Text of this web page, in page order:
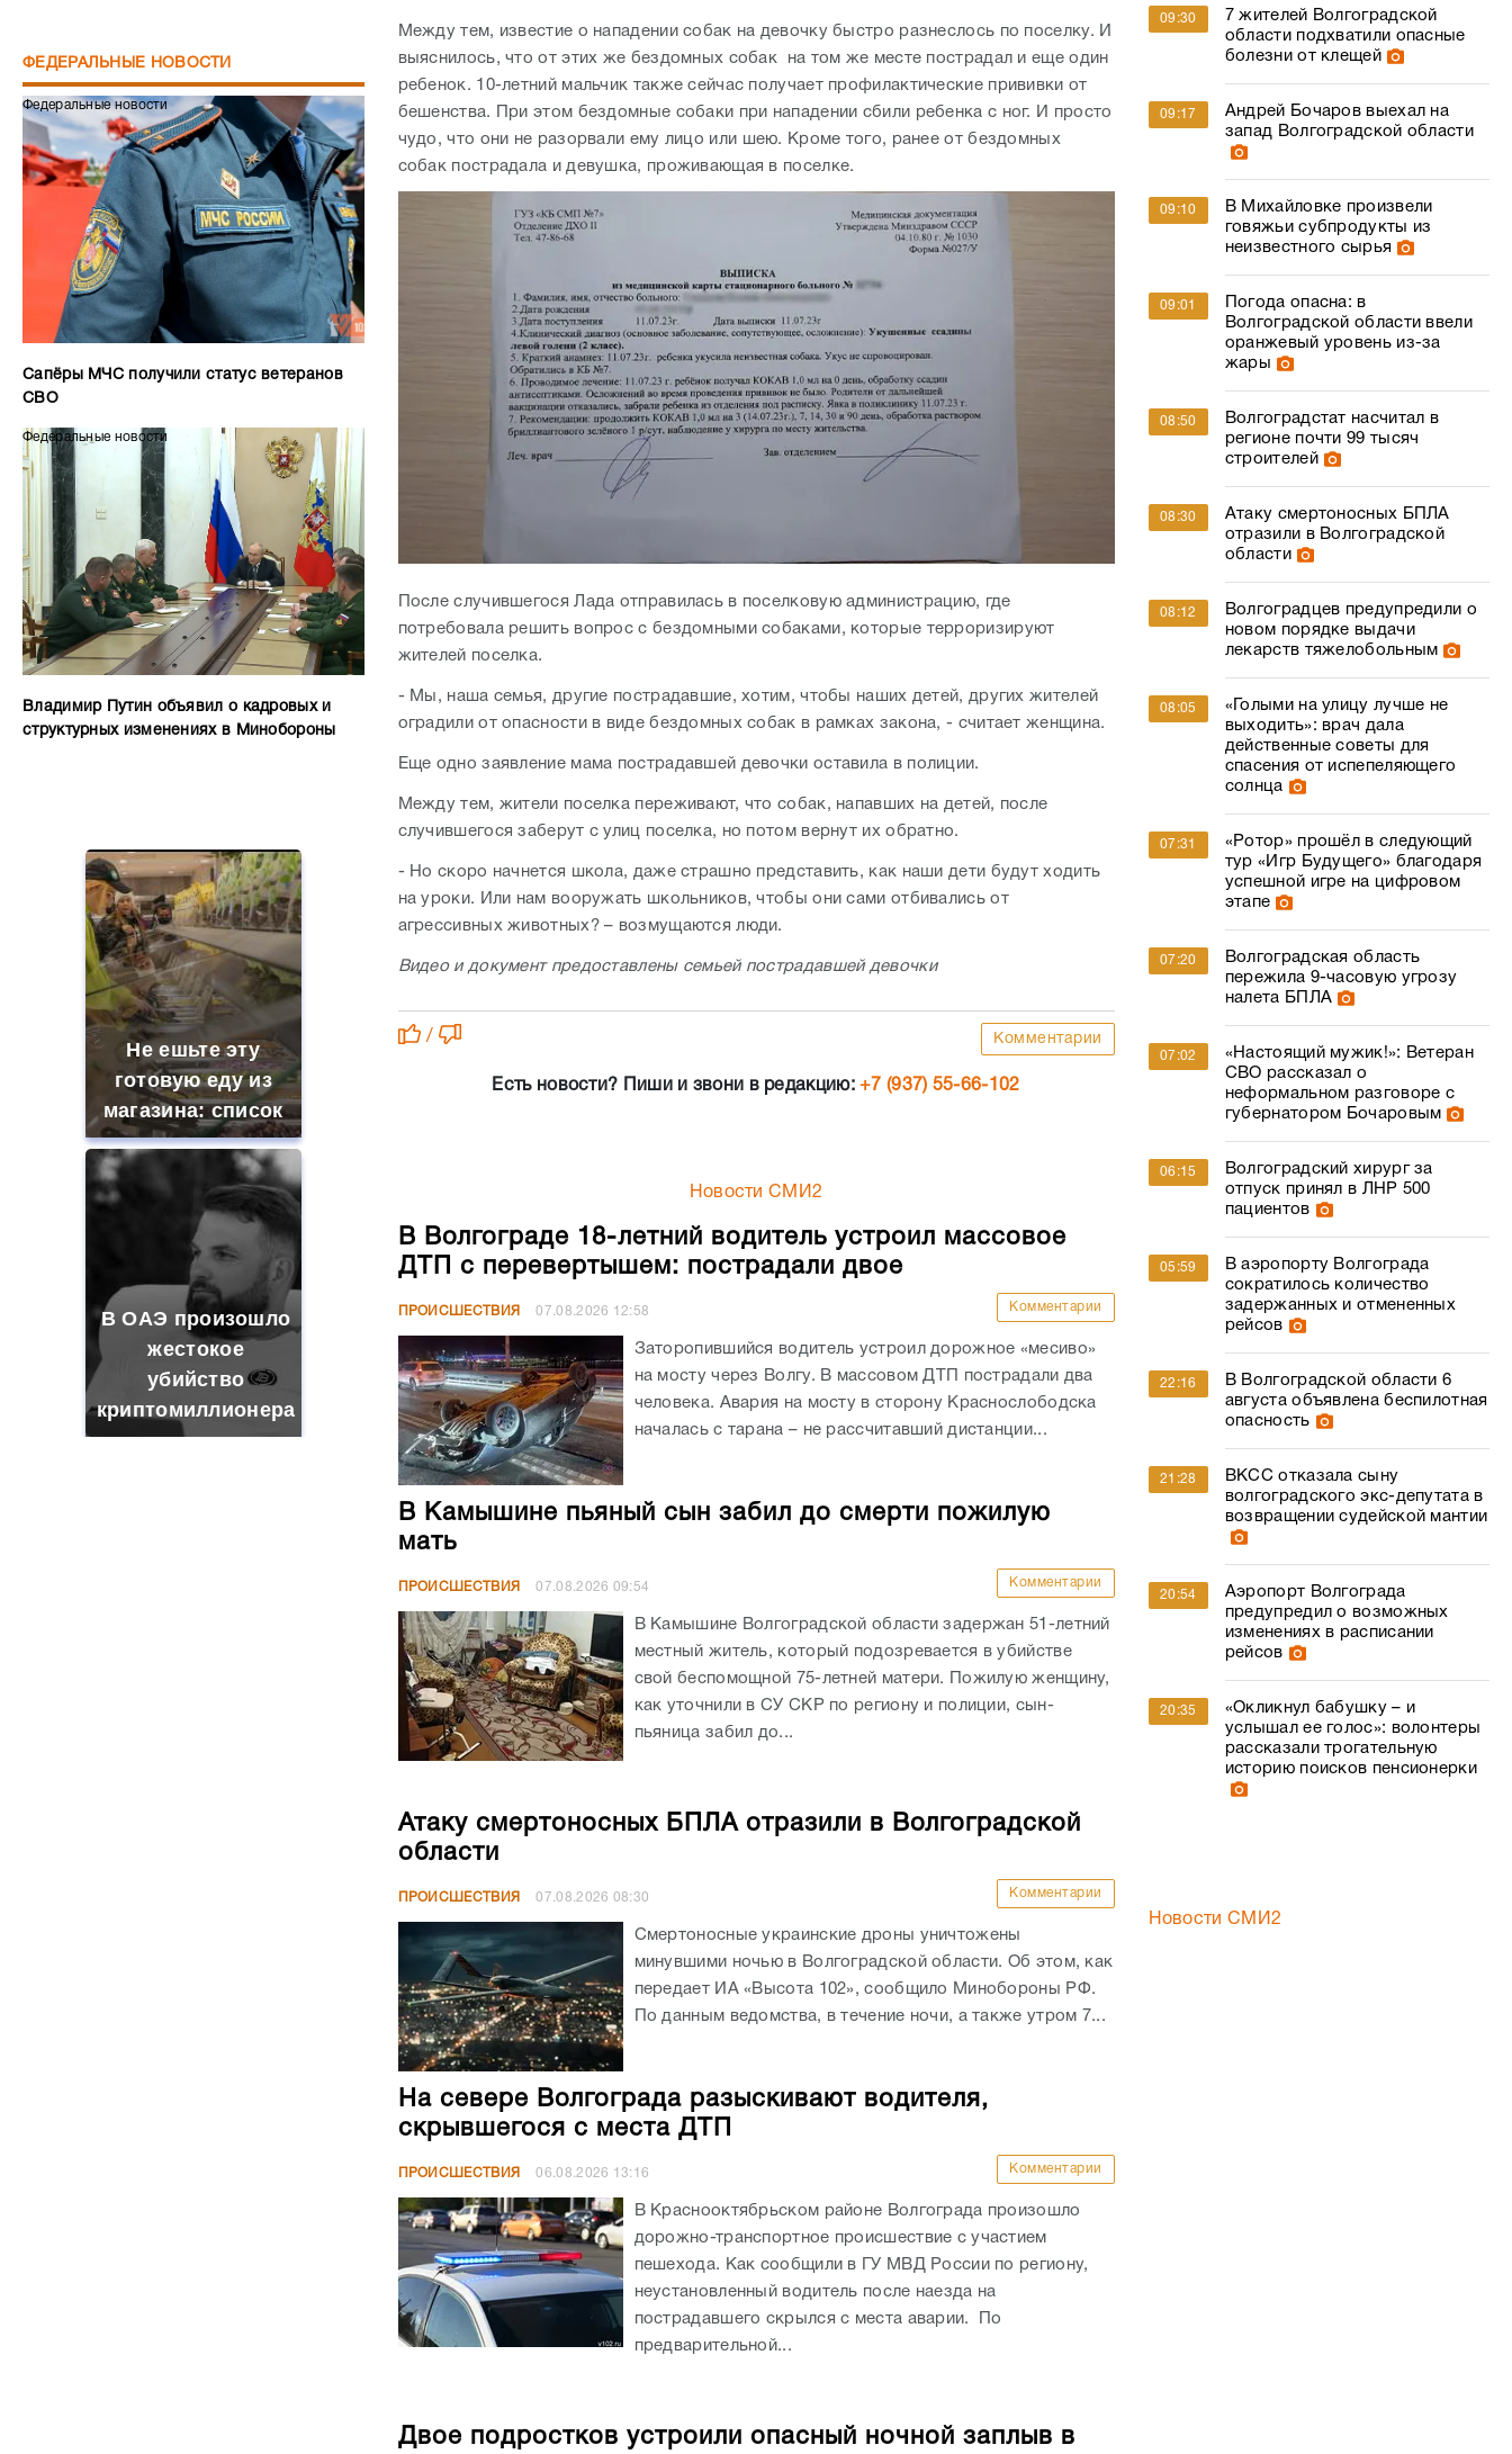
ФЕДЕРАЛЬНЫЕ НОВОСТИ
Федеральные новости
Сапёры МЧС получили статус ветеранов
СВО
Федеральные новости
Владимир Путин объявил о кадровых и
структурных изменениях в Минобороны
Не ешьте эту
готовую еду из
магазина: список
В ОАЭ произошло
жестокое
убийство
криптомиллионера
Между тем, известие о нападении собак на девочку быстро разнеслось по поселку. И
выяснилось, что от этих же бездомных собак на том же месте пострадал и еще один
ребенок. 10-летний мальчик также сейчас получает профилактические прививки от
бешенства. При этом бездомные собаки при нападении сбили ребенка с ног. И просто
чудо, что они не разорвали ему лицо или шею. Кроме того, ранее от бездомных
собак пострадала и девушка, проживающая в поселке.
После случившегося Лада отправилась в поселковую администрацию, где
потребовала решить вопрос с бездомными собаками, которые терроризируют
жителей поселка.
- Мы, наша семья, другие пострадавшие, хотим, чтобы наших детей, других жителей
оградили от опасности в виде бездомных собак в рамках закона, - считает женщина.
Еще одно заявление мама пострадавшей девочки оставила в полиции.
Между тем, жители поселка переживают, что собак, напавших на детей, после
случившегося заберут с улиц поселка, но потом вернут их обратно.
- Но скоро начнется школа, даже страшно представить, как наши дети будут ходить
на уроки. Или нам вооружать школьников, чтобы они сами отбивались от
агрессивных животных? – возмущаются люди.
Видео и документ предоставлены семьей пострадавшей девочки
/ Комментарии
Есть новости? Пиши и звони в редакцию:+7 (937) 55-66-102
Новости СМИ2
В Волгограде 18-летний водитель устроил массовое
ДТП с перевертышем: пострадали двое
ПРОИСШЕСТВИЯ 07.08.2026 12:58 Комментарии
Заторопившийся водитель устроил дорожное «месиво»
на мосту через Волгу. В массовом ДТП пострадали два
человека. Авария на мосту в сторону Краснослободска
началась с тарана – не рассчитавший дистанции...
В Камышине пьяный сын забил до смерти пожилую
мать
ПРОИСШЕСТВИЯ 07.08.2026 09:54 Комментарии
В Камышине Волгоградской области задержан 51-летний
местный житель, который подозревается в убийстве
свой беспомощной 75-летней матери. Пожилую женщину,
как уточнили в СУ СКР по региону и полиции, сын-
пьяница забил до...
Атаку смертоносных БПЛА отразили в Волгоградской
области
ПРОИСШЕСТВИЯ 07.08.2026 08:30 Комментарии
Смертоносные украинские дроны уничтожены
минувшими ночью в Волгоградской области. Об этом, как
передает ИА «Высота 102», сообщило Минобороны РФ.
По данным ведомства, в течение ночи, а также утром 7...
На севере Волгограда разыскивают водителя,
скрывшегося с места ДТП
ПРОИСШЕСТВИЯ 06.08.2026 13:16 Комментарии
В Краснооктябрьском районе Волгограда произошло
дорожно-транспортное происшествие с участием
пешехода. Как сообщили в ГУ МВД России по региону,
неустановленный водитель после наезда на
пострадавшего скрылся с места аварии. По
предварительной...
Двое подростков устроили опасный ночной заплыв в
09:30
7 жителей Волгоградской
области подхватили опасные
болезни от клещей
09:17
Андрей Бочаров выехал на
запад Волгоградской области
09:10
В Михайловке произвели
говяжьи субпродукты из
неизвестного сырья
09:01
Погода опасна: в
Волгоградской области ввели
оранжевый уровень из-за
жары
08:50
Волгоградстат насчитал в
регионе почти 99 тысяч
строителей
08:30
Атаку смертоносных БПЛА
отразили в Волгоградской
области
08:12
Волгоградцев предупредили о
новом порядке выдачи
лекарств тяжелобольным
08:05
«Голыми на улицу лучше не
выходить»: врач дала
действенные советы для
спасения от испепеляющего
солнца
07:31
«Ротор» прошёл в следующий
тур «Игр Будущего» благодаря
успешной игре на цифровом
этапе
07:20
Волгоградская область
пережила 9-часовую угрозу
налета БПЛА
07:02
«Настоящий мужик!»: Ветеран
СВО рассказал о
неформальном разговоре с
губернатором Бочаровым
06:15
Волгоградский хирург за
отпуск принял в ЛНР 500
пациентов
05:59
В аэропорту Волгограда
сократилось количество
задержанных и отмененных
рейсов
22:16
В Волгоградской области 6
августа объявлена беспилотная
опасность
21:28
ВКСС отказала сыну
волгоградского экс-депутата в
возвращении судейской мантии
20:54
Аэропорт Волгограда
предупредил о возможных
изменениях в расписании
рейсов
20:35
«Окликнул бабушку – и
услышал ее голос»: волонтеры
рассказали трогательную
историю поисков пенсионерки
Новости СМИ2